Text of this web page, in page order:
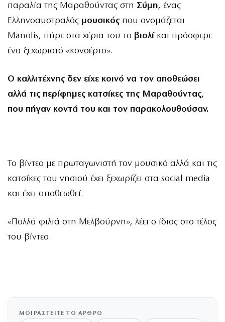
παραλία της Μαραθούντας στη Σύμη, ένας
Ελληνοαυστραλός μουσικός που ονομάζεται
Manolis, πήρε στα χέρια του το βιολί και πρόσφερε
ένα ξεχωριστό «κονσέρτο».
Ο καλλιτέχνης δεν είχε κοινό να τον αποθεώσει
αλλά τις περίφημες κατσίκες της Μαραθούντας,
που πήγαν κοντά του και τον παρακολουθούσαν.
Το βίντεο με πρωταγωνιστή τον μουσικό αλλά και τις
κατσίκες του νησιού έχει ξεχωρίζει στα social media
και έχει αποθεωθεί.
«Πολλά φιλιά στη Μελβούρνη», λέει ο ίδιος στο τέλος
του βίντεο.
ΜΟΙΡΑΣΤΕΙΤΕ ΤΟ ΑΡΘΡΟ